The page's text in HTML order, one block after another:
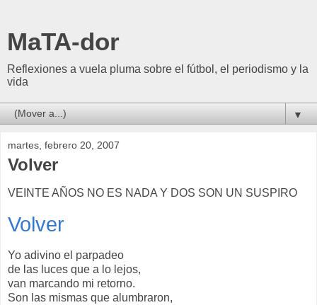
MaTA-dor
Reflexiones a vuela pluma sobre el fútbol, el periodismo y la
vida
▼
martes, febrero 20, 2007
Volver
VEINTE AÑOS NO ES NADA Y DOS SON UN SUSPIRO
Volver
Yo adivino el parpadeo
de las luces que a lo lejos,
van marcando mi retorno.
Son las mismas que alumbraron,